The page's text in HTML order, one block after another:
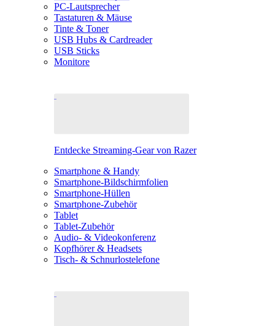
PC-Lautsprecher
Tastaturen & Mäuse
Tinte & Toner
USB Hubs & Cardreader
USB Sticks
Monitore
Entdecke Streaming-Gear von Razer
Smartphone & Handy
Smartphone-Bildschirmfolien
Smartphone-Hüllen
Smartphone-Zubehör
Tablet
Tablet-Zubehör
Audio- & Videokonferenz
Kopfhörer & Headsets
Tisch- & Schnurlostelefone